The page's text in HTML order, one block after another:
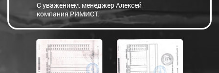
С уважением, менеджер Алексей
компания РИМИСТ.